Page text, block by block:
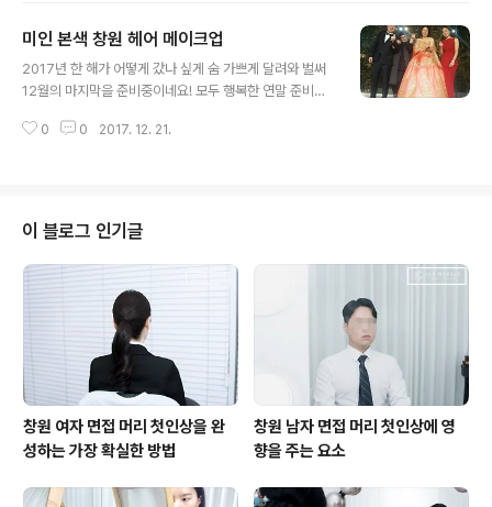
미인 본색 창원 헤어 메이크업
2017년 한 해가 어떻게 갔나 싶게 숨 가쁘게 달려와 벌써
12월의 마지막을 준비중이네요! 모두 행복한 연말 준비하
기원드리겠습니다~ 지난 11월 와인파티 초대로 스타일링
0 0 2017. 12. 21.
이 블로그 인기글
창원 여자 면접 머리 첫인상을 완
성하는 가장 확실한 방법
창원 남자 면접 머리 첫인상에 영
향을 주는 요소